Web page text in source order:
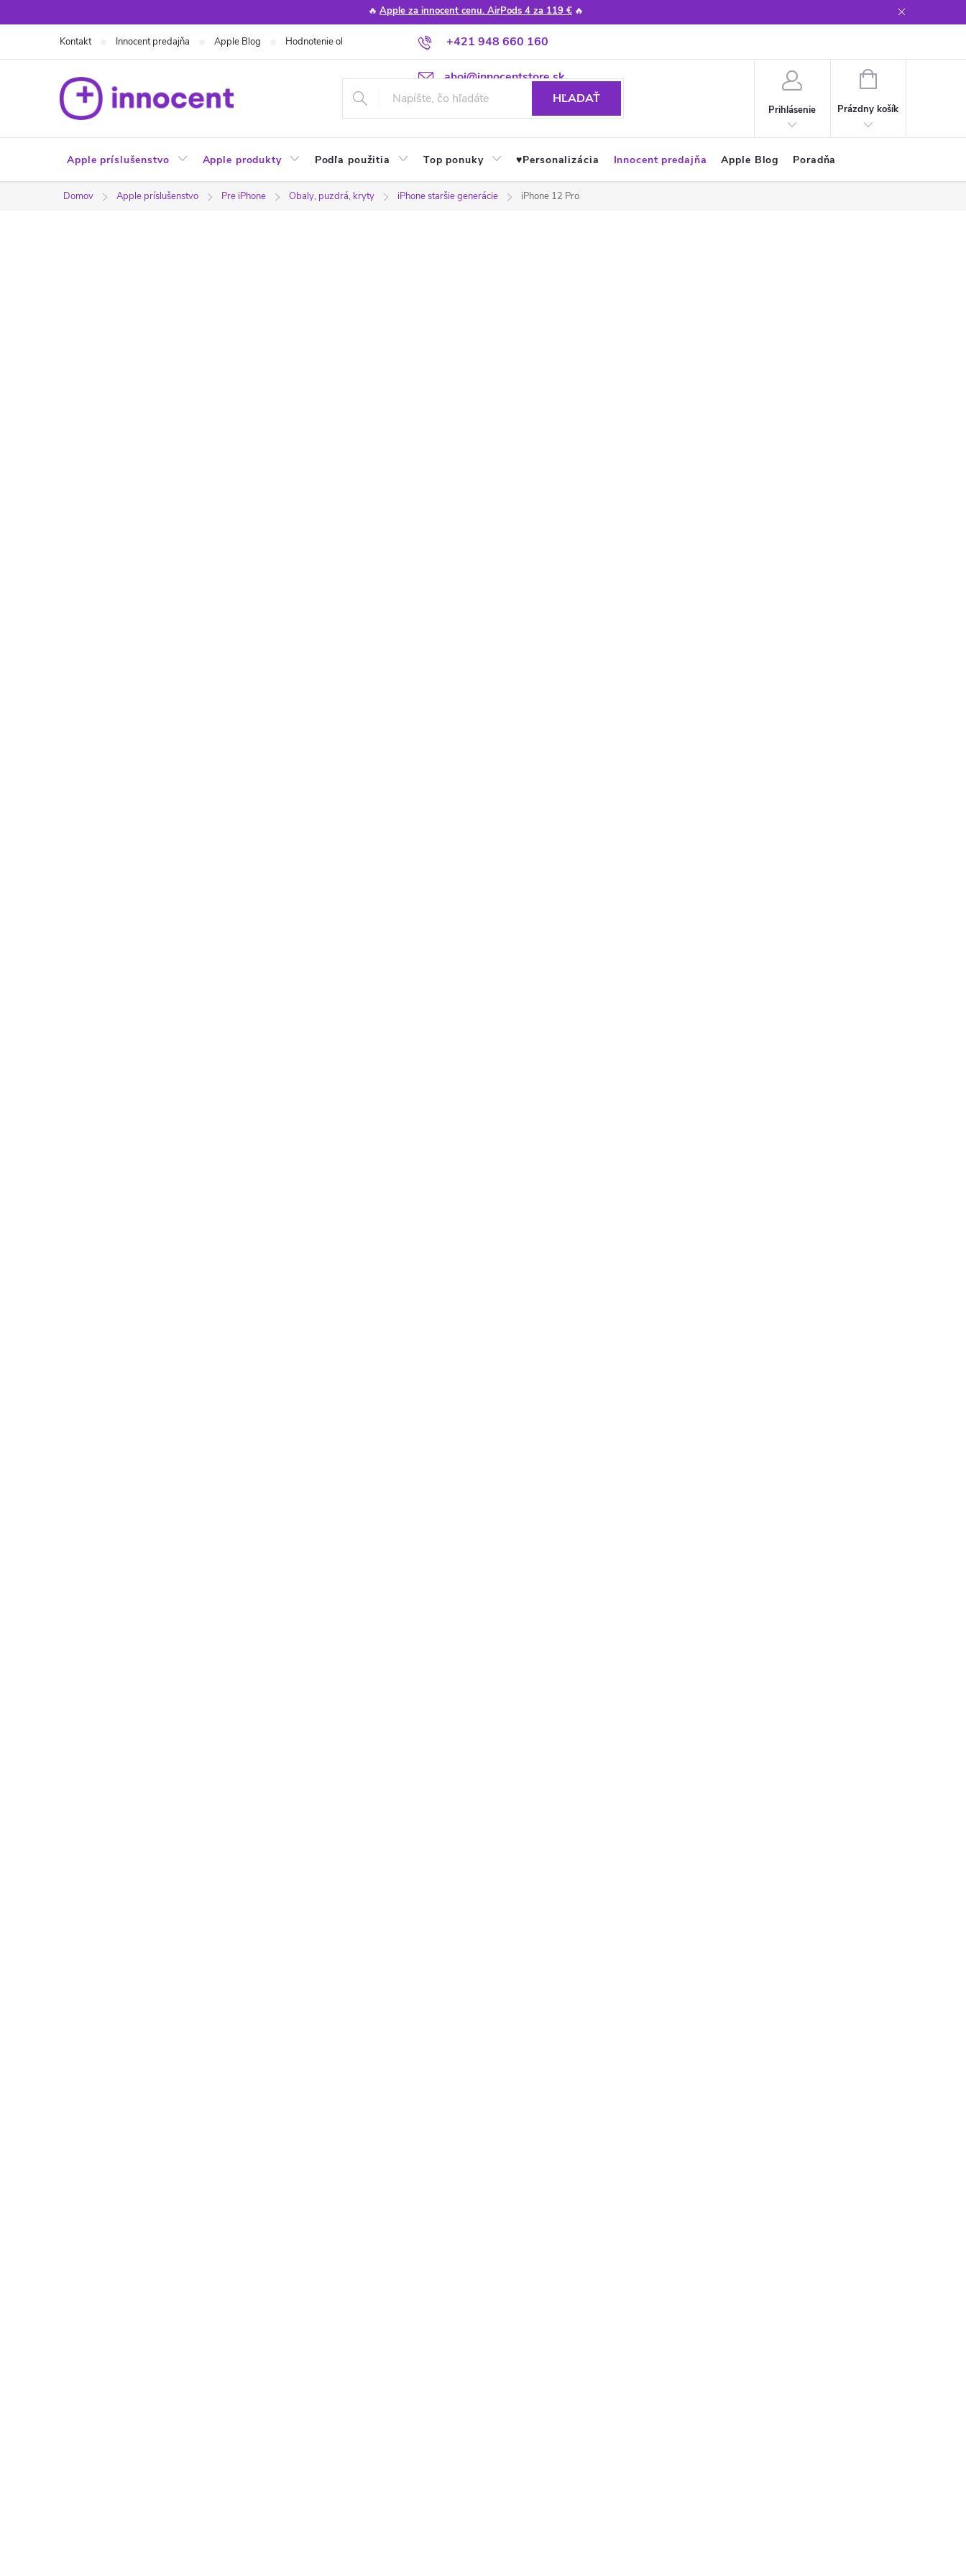
na
🔥 Apple za innocent cenu. AirPods 4 za 119 € 🔥
+421 948 660 160
ahoj@innocentstore.sk
Kontakt Innocent predajňa Apple Blog Hodnotenie obchodu Poradňa Apple návody a tipy
HĽADAŤ
Prihlásenie
NÁKUPNÝ
Prázdny košík
Apple príslušenstvo Apple produkty Podľa použitia Top ponuky ♥︎Personalizácia Innocent predajňa Apple Blog Poradňa
Domov Apple príslušenstvo Pre iPhone Obaly, puzdrá, kryty iPhone staršie generácie iPhone 12 Pro